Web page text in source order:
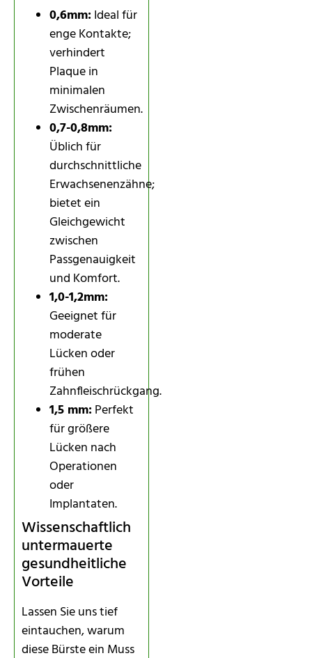
0,6mm:Ideal für
enge Kontakte;
verhindert
Plaque in
minimalen
Zwischenräumen.
0,7-0,8mm:
Üblich für
durchschnittliche
Erwachsenenzähne;
bietet ein
Gleichgewicht
zwischen
Passgenauigkeit
und Komfort.
1,0-1,2mm:
Geeignet für
moderate
Lücken oder
frühen
Zahnfleischrückgang.
1,5 mm:Perfekt
für größere
Lücken nach
Operationen
oder
Implantaten.
Wissenschaftlich
untermauerte
gesundheitliche
Vorteile
Lassen Sie uns tief
eintauchen, warum
diese Bürste ein Muss